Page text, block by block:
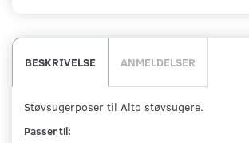
BESKRIVELSE ANMELDELSER
Støvsugerposer til Alto støvsugere.
Passer til: